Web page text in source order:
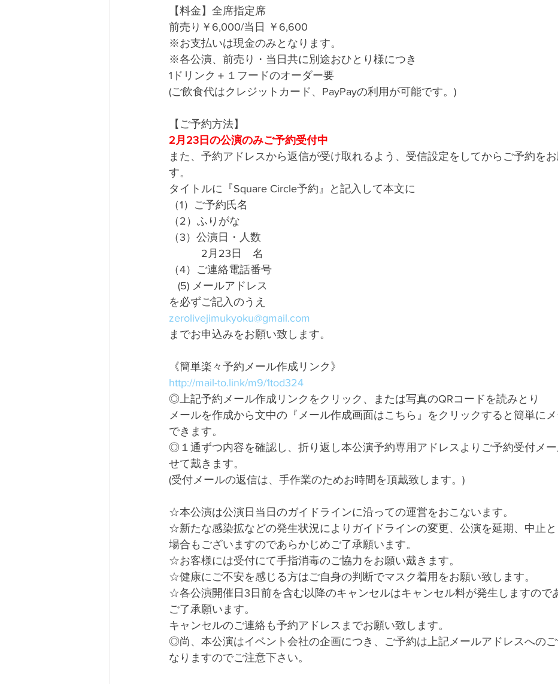
【料金】全席指定席
前売り￥6,000/当日 ￥6,600
※お支払いは現金のみとなります。
※各公演、前売り・当日共に別途おひとり様につき
1ドリンク＋１フードのオーダー要
(ご飲食代はクレジットカード、PayPayの利用が可能です。)
【ご予約方法】
2月23日の公演のみご予約受付中
また、予約アドレスから返信が受け取れるよう、受信設定をしてからご予約を
す。
タイトルに『Square Circle予約』と記入して本文に
（1）ご予約氏名
（2）ふりがな
（3）公演日・人数
2月23日　名
（4）ご連絡電話番号
(5) メールアドレス
を必ずご記入のうえ
zerolivejimukyoku@gmail.com
までお申込みをお願い致します。
《簡単楽々予約メール作成リンク》
http://mail-to.link/m9/1tod324
◎上記予約メール作成リンクをクリック、または写真のQRコードを読みとり
メールを作成から文中の『メール作成画面はこちら』をクリックすると簡単に
できます。
◎１通ずつ内容を確認し、折り返し本公演予約専用アドレスよりご予約受付メー
せて戴きます。
(受付メールの返信は、手作業のためお時間を頂戴致します。)
☆本公演は公演日当日のガイドラインに沿っての運営をおこないます。
☆新たな感染拡などの発生状況によりガイドラインの変更、公演を延期、中止と
場合もございますのであらかじめご了承願います。
☆お客様には受付にて手指消毒のご協力をお願い戴きます。
☆健康にご不安を感じる方はご自身の判断でマスク着用をお願い致します。
☆各公演開催日3日前を含む以降のキャンセルはキャンセル料が発生しますので
ご了承願います。
キャンセルのご連絡も予約アドレスまでお願い致します。
◎尚、本公演はイベント会社の企画につき、ご予約は上記メールアドレスへのご
なりますのでご注意下さい。